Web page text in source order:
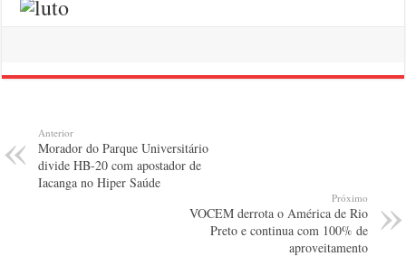
Anterior
Morador do Parque Universitário
divide HB-20 com apostador de
Iacanga no Hiper Saúde
Próximo
VOCEM derrota o América de Rio
Preto e continua com 100% de
aproveitamento